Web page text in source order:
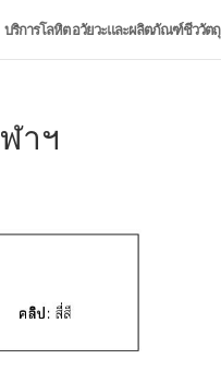
บริการโลหิต อวัยวะและผลิตภัณฑ์ชีววัตถุ
าฯ